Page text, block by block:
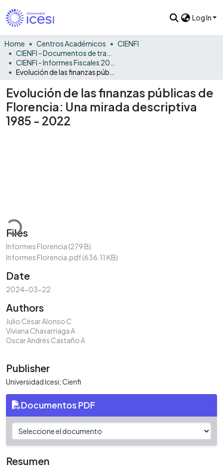
Log In
Home Centros Académicos
CIENFI
Evolución de las finanzas públicas de
Florencia: Una mirada descriptiva
1985 - 2022
Files
Informes Florencia (279 B)
Informes Florencia.pdf(636.11 KB)
Date
2024-03-22
Authors
Julio César Alonso C
Viviana Chavarriaga A
Oscar Andrés Castaño A
Publisher
Universidad Icesi; Cienfi
Documentos PDF
Resumen